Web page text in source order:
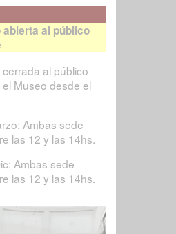
abierta al público
al público
Museo desde el
Ambas sede
las 12 y las 14hs.
Ambas sede
las 12 y las 14hs.